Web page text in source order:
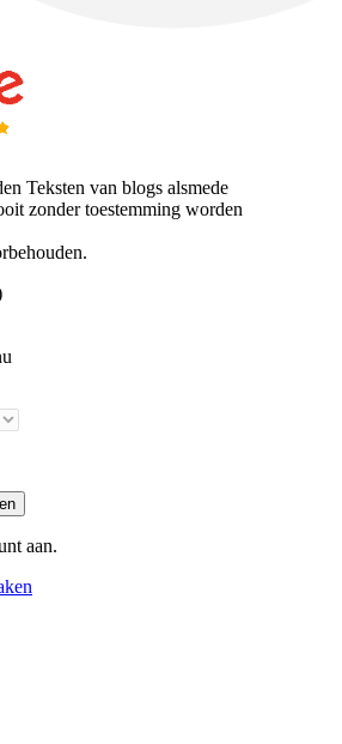
Teksten van blogs alsmede
zonder toestemming worden
aan.